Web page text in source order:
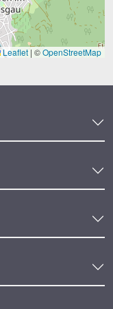
Leaflet | ©OpenStreetMap